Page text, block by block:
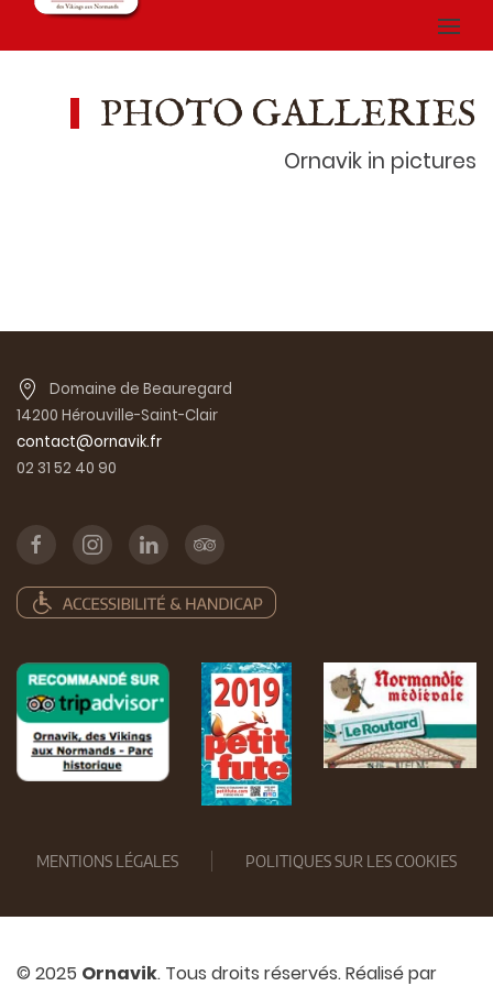
PHOTO GALLERIES
Ornavik in pictures
Domaine de Beauregard
14200 Hérouville-Saint-Clair
contact@ornavik.fr
02 31 52 40 90
MENTIONS LÉGALES POLITIQUES SUR LES COOKIES
© 2025 Ornavik. Tous droits réservés. Réalisé par